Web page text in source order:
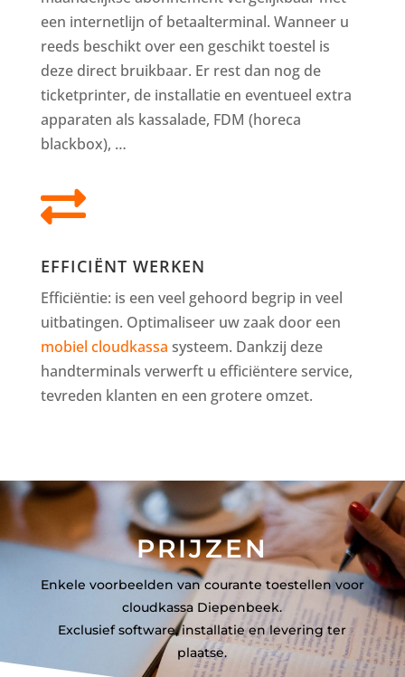
een internetlijn of betaalterminal. Wanneer u
reeds beschikt over een geschikt toestel is
deze direct bruikbaar. Er rest dan nog de
ticketprinter, de installatie en eventueel extra
apparaten als kassalade, FDM (horeca
blackbox), …

EFFICIËNT WERKEN
Efficiëntie: is een veel gehoord begrip in veel
uitbatingen. Optimaliseer uw zaak door een
mobiel cloudkassa systeem. Dankzij deze
handterminals verwerft u efficiëntere service,
tevreden klanten en een grotere omzet.
PRIJZEN
Enkele voorbeelden van courante toestellen voor
cloudkassa Diepenbeek.
Exclusief software, installatie en levering ter
plaatse.